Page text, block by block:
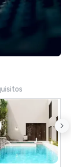
us, because we're